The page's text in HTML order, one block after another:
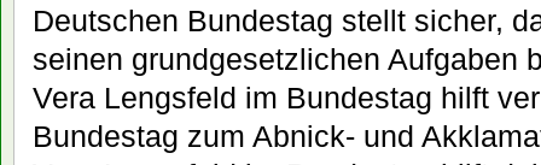
Deutschen Bundestag stellt sicher,
seinen grundgesetzlichen Aufgaben
Vera Lengsfeld im Bundestag hilft
Bundestag zum Abnick- und